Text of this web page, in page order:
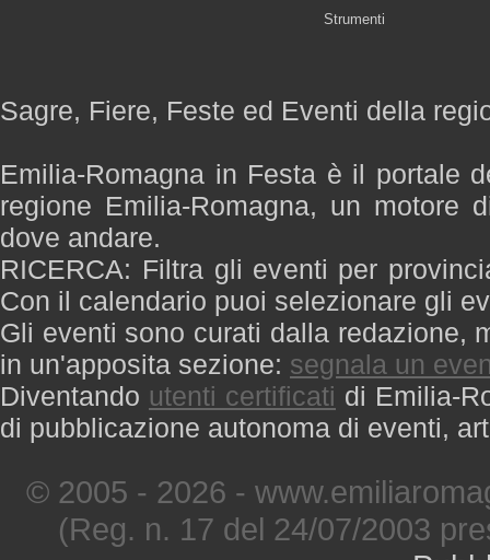
Strumenti
Sagre, Fiere, Feste ed Eventi della
Emilia-Romagna in Festa è il portale
regione Emilia-Romagna, un motore
dove andare.
RICERCA: Filtra gli eventi per
Con il calendario puoi selezionare gli
Gli eventi sono curati dalla redazione,
in un'apposita sezione: segnala un
Diventando utenti certificati di Emilia-
di pubblicazione autonoma di eventi,
© 2005 - 2026 -
(Reg. n. 17 del 24/07/2003